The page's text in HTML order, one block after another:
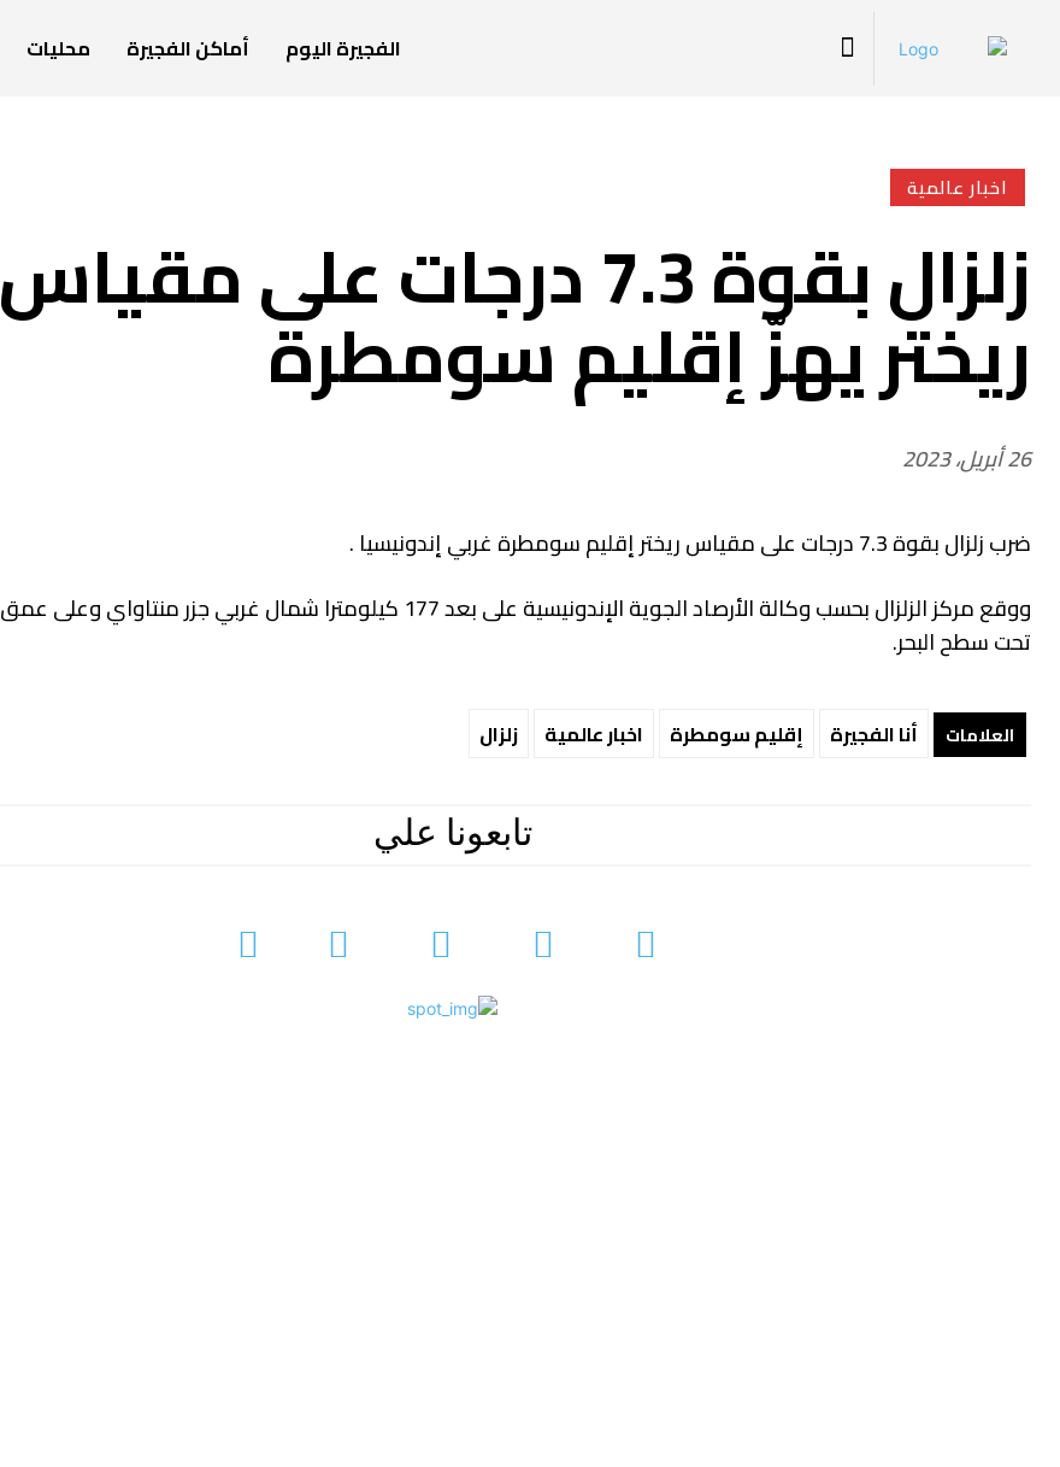
الفجيرة اليوم أماكن الفجيرة محليات
اخبار عالمية
زلزال بقوة 7.3 درجات على مقياس
ريختر يهزّ إقليم سومطرة
26 أبريل، 2023
ضرب زلزال بقوة 7.3 درجات على مقياس ريختر إقليم سومطرة غربي إندونيسيا .
تحت سطح البحر.
العلامات أنا الفجيرة إقليم سومطرة اخبار عالمية زلزال
تابعونا علي